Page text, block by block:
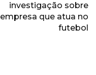
investigação sobre
empresa que atua no
futebol